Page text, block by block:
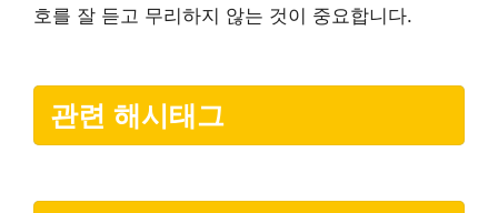
호를 잘 듣고 무리하지 않는 것이 중요합니다.
관련 해시태그